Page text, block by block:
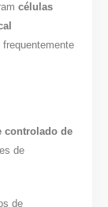
células
controlado de
de
de